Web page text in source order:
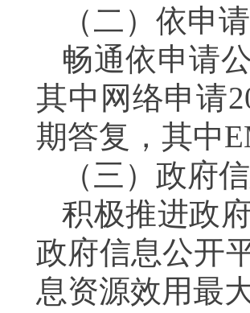
（二）依申
畅通依申请
其中网络申请
期答复，其中
（三）政府
积极推进政
政府信息公开
息资源效用最